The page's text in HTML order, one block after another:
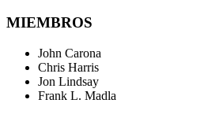
MIEMBROS
John Carona
Chris Harris
Jon Lindsay
Frank L. Madla